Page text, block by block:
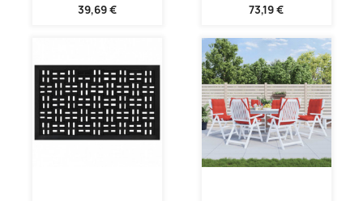
39,69 € 73,19 €